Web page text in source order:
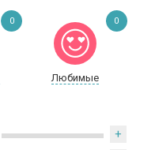
Любимые
0 0
+